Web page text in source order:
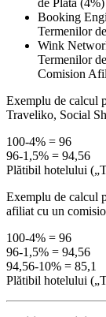
Booking
Termenilor
Wink
Termenilor
Comision
Exemplu de calcul
Traveliko, Social
100-4% = 96
96-1,5% = 94,56
Plătibil hotelului
Exemplu de calcul
afiliat cu un
100-4% = 96
96-1,5% = 94,56
94,56-10% = 85,1
Plătibil hotelului